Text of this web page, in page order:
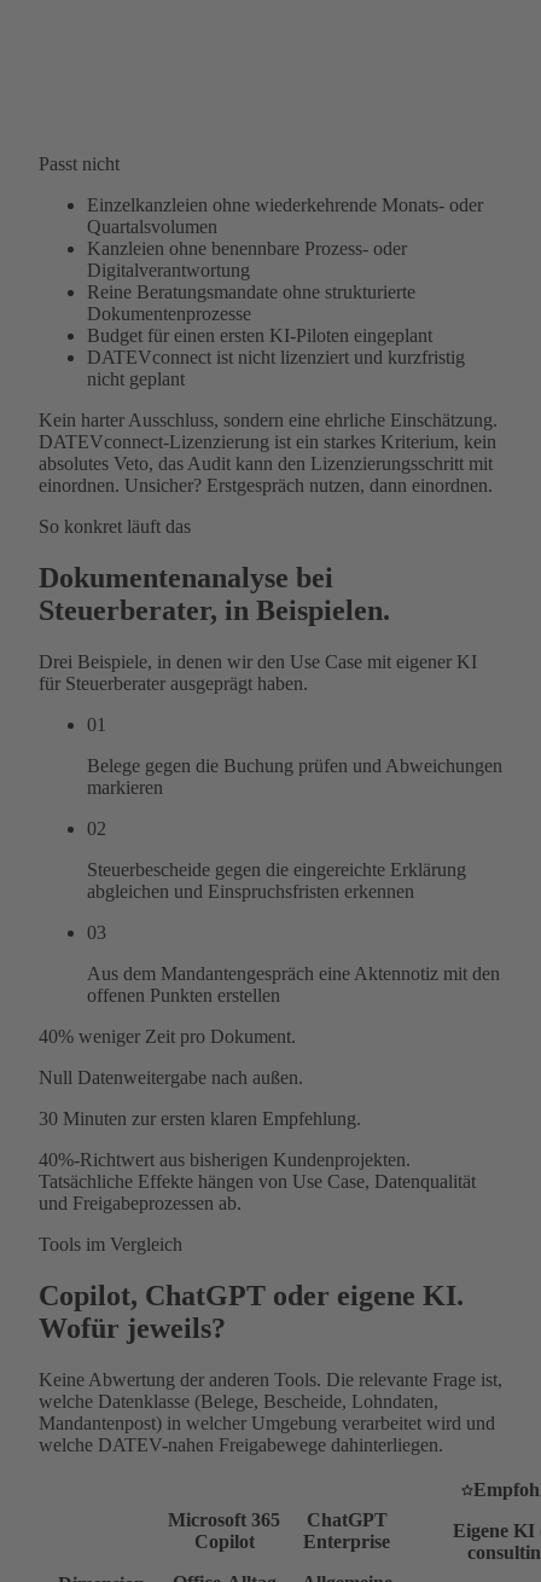
Passt nicht
Einzelkanzleien ohne wiederkehrende Monats- oder
Quartalsvolumen
Kanzleien ohne benennbare Prozess- oder
Digitalverantwortung
Reine Beratungsmandate ohne strukturierte
Dokumentenprozesse
Budget für einen ersten KI-Piloten eingeplant
DATEVconnect ist nicht lizenziert und kurzfristig
nicht geplant
Kein harter Ausschluss, sondern eine ehrliche Einschätzung.
DATEVconnect-Lizenzierung ist ein starkes Kriterium, kein
absolutes Veto, das Audit kann den Lizenzierungsschritt mit
einordnen. Unsicher? Erstgespräch nutzen, dann einordnen.
So konkret läuft das
Dokumentenanalyse bei
Steuerberater, in Beispielen.
Drei Beispiele, in denen wir den Use Case mit eigener KI
für Steuerberater ausgeprägt haben.
01
Belege gegen die Buchung prüfen und Abweichungen
markieren
02
Steuerbescheide gegen die eingereichte Erklärung
abgleichen und Einspruchsfristen erkennen
03
Aus dem Mandantengespräch eine Aktennotiz mit den
offenen Punkten erstellen
40% weniger Zeit pro Dokument.
Null Datenweitergabe nach außen.
30 Minuten zur ersten klaren Empfehlung.
40%-Richtwert aus bisherigen Kundenprojekten.
Tatsächliche Effekte hängen von Use Case, Datenqualität
und Freigabeprozessen ab.
Tools im Vergleich
Copilot, ChatGPT oder eigene KI.
Wofür jeweils?
Keine Abwertung der anderen Tools. Die relevante Frage ist,
welche Datenklasse (Belege, Bescheide, Lohndaten,
Mandantenpost) in welcher Umgebung verarbeitet wird und
welche DATEV-nahen Freigabewege dahinterliegen.
Microsoft 365
Copilot
ChatGPT
Enterprise
Eigene KI